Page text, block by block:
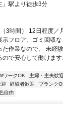
」駅より徒歩3分
3時間） 12日程度／
フロア、ゴミ回収
た作業なので、 未経
で安心して働けます
ワークOK 主婦・主夫歓迎
経験者歓迎 ブランク
自由